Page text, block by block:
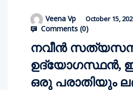
Veena Vp October 15,
Comments (0)
നവീന്‍
ഉദ്യോഗസ്ഥന്‍,
ഒരു പരാതിയും